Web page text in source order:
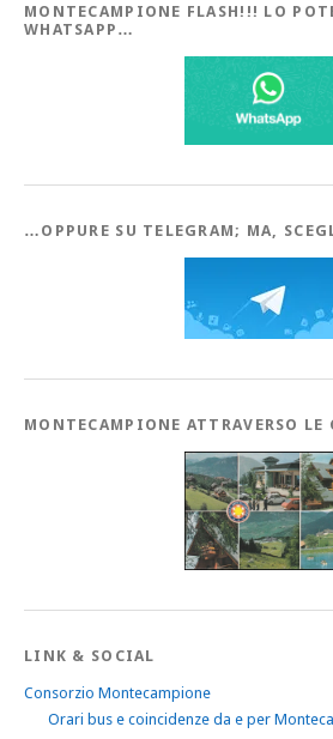
MONTECAMPIONE FLASH!!! LO
WHATSAPP…
…OPPURE SU TELEGRAM; MA,
MONTECAMPIONE ATTRAVERSO LE
LINK & SOCIAL
Consorzio Montecampione
Orari bus e coincidenze da e per